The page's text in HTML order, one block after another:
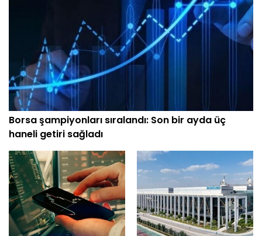
Borsa şampiyonları sıralandı: Son bir ayda üç
haneli getiri sağladı